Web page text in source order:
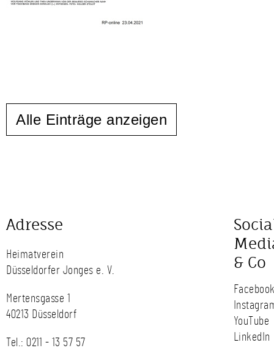
Alle Einträge anzeigen
Adresse
Heimatverein
Düsseldorfer Jonges e. V.
Mertensgasse 1
40213 Düsseldorf
Tel.: 0211 - 13 57 57
& Co
YouTube
LinkedIn